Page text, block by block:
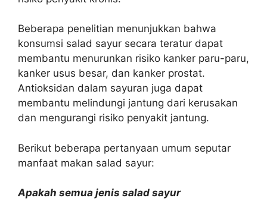
Beberapa penelitian menunjukkan bahwa
konsumsi salad sayur secara teratur dapat
membantu menurunkan risiko kanker paru-paru,
kanker usus besar, dan kanker prostat.
Antioksidan dalam sayuran juga dapat
membantu melindungi jantung dari kerusakan
dan mengurangi risiko penyakit jantung.
Berikut beberapa pertanyaan umum seputar
manfaat makan salad sayur:
Apakah semua jenis salad sayur